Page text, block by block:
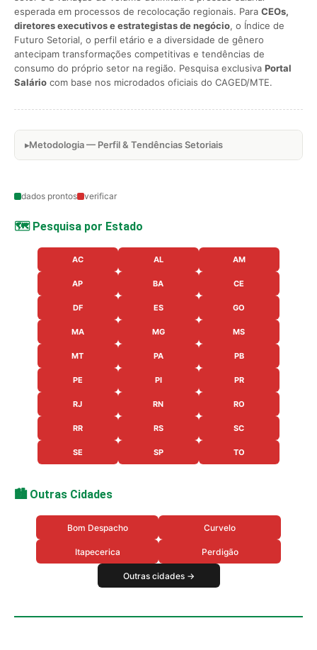
esperada em processos de recolocação regionais. Para CEOs,
diretores executivos e estrategistas de negócio, o Índice de
Futuro Setorial, o perfil etário e a diversidade de gênero
antecipam transformações competitivas e tendências de
consumo do próprio setor na região. Pesquisa exclusiva Portal
Salário com base nos microdados oficiais do CAGED/MTE.
Metodologia — Perfil & Tendências Setoriais
dados prontos verificar
🗺️ Pesquisa por Estado
AC AL AM
AP BA CE
DF ES GO
MA MG MS
MT PA PB
PE PI PR
RJ RN RO
RR RS SC
SE SP TO
🏙️ Outras Cidades
Bom Despacho Curvelo
Itapecerica Perdigão
Outras cidades →